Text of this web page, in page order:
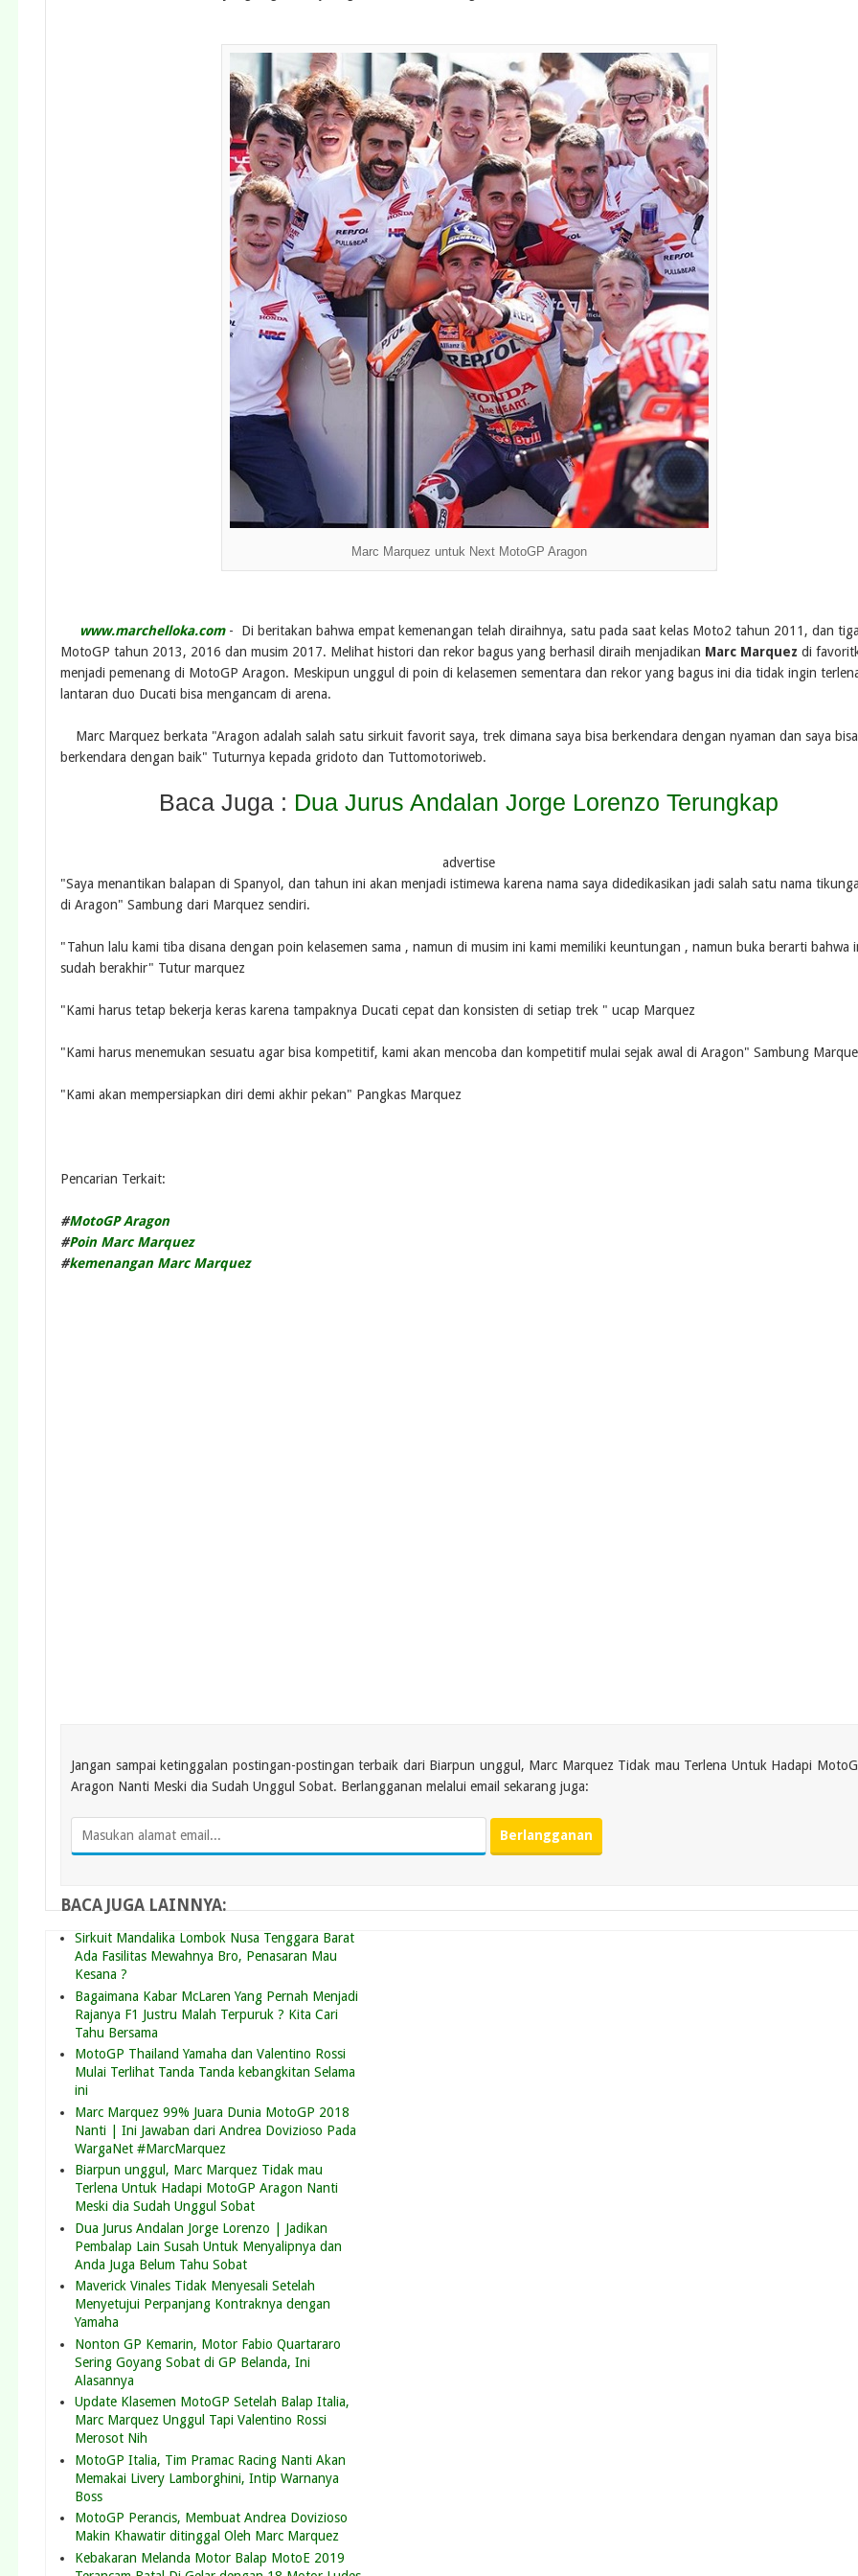
Marc Marquez untuk Next MotoGP Aragon
www.marchelloka.com- Di beritakan bahwa empat kemenangan telah diraihnya, satu pada saat kelas Moto2 tahun 2011, dan
MotoGP tahun 2013, 2016 dan musim 2017. Melihat histori dan rekor bagus yang berhasil diraih menjadikan Marc Marquez di
menjadi pemenang di MotoGP Aragon. Meskipun unggul di poin di kelasemen sementara dan rekor yang bagus ini dia tidak ingin
lantaran duo Ducati bisa mengancam di arena.
Marc Marquez berkata "Aragon adalah salah satu sirkuit favorit saya, trek dimana saya bisa berkendara dengan nyaman dan saya bisa
berkendara dengan baik" Tuturnya kepada gridoto dan Tuttomotoriweb.
Baca Juga : Dua Jurus Andalan Jorge Lorenzo Terungkap
advertise
"Saya menantikan balapan di Spanyol, dan tahun ini akan menjadi istimewa karena nama saya didedikasikan jadi salah satu nama
di Aragon" Sambung dari Marquez sendiri.
"Tahun lalu kami tiba disana dengan poin kelasemen sama , namun di musim ini kami memiliki keuntungan , namun buka berarti bahwa
sudah berakhir" Tutur marquez
"Kami harus tetap bekerja keras karena tampaknya Ducati cepat dan konsisten di setiap trek " ucap Marquez
"Kami harus menemukan sesuatu agar bisa kompetitif, kami akan mencoba dan kompetitif mulai sejak awal di Aragon" Sambung
"Kami akan mempersiapkan diri demi akhir pekan" Pangkas Marquez
Pencarian Terkait:
#MotoGP Aragon
#Poin Marc Marquez
#kemenangan Marc Marquez
Jangan sampai ketinggalan postingan-postingan terbaik dari Biarpun unggul, Marc Marquez Tidak mau Terlena Untuk Hadapi
Aragon Nanti Meski dia Sudah Unggul Sobat. Berlangganan melalui email sekarang juga:
BACA JUGA LAINNYA:
Sirkuit Mandalika Lombok Nusa Tenggara Barat
Ada Fasilitas Mewahnya Bro, Penasaran Mau
Kesana ?
Bagaimana Kabar McLaren Yang Pernah Menjadi
Rajanya F1 Justru Malah Terpuruk ? Kita Cari
Tahu Bersama
MotoGP Thailand Yamaha dan Valentino Rossi
Mulai Terlihat Tanda Tanda kebangkitan Selama
ini
Marc Marquez 99% Juara Dunia MotoGP 2018
Nanti | Ini Jawaban dari Andrea Dovizioso Pada
WargaNet #MarcMarquez
Biarpun unggul, Marc Marquez Tidak mau
Terlena Untuk Hadapi MotoGP Aragon Nanti
Meski dia Sudah Unggul Sobat
Dua Jurus Andalan Jorge Lorenzo | Jadikan
Pembalap Lain Susah Untuk Menyalipnya dan
Anda Juga Belum Tahu Sobat
Maverick Vinales Tidak Menyesali Setelah
Menyetujui Perpanjang Kontraknya dengan
Yamaha
Nonton GP Kemarin, Motor Fabio Quartararo
Sering Goyang Sobat di GP Belanda, Ini
Alasannya
Update Klasemen MotoGP Setelah Balap Italia,
Marc Marquez Unggul Tapi Valentino Rossi
Merosot Nih
MotoGP Italia, Tim Pramac Racing Nanti Akan
Memakai Livery Lamborghini, Intip Warnanya
Boss
MotoGP Perancis, Membuat Andrea Dovizioso
Makin Khawatir ditinggal Oleh Marc Marquez
Kebakaran Melanda Motor Balap MotoE 2019